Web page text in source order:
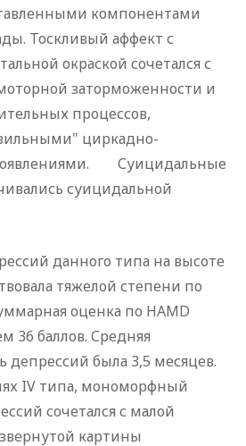
компонентами
Тоскливый аффект с
окраской сочетался с
заторможенности и
процессов,
циркадно-
Суицидальные
суицидальной
данного типа на высоте
тяжелой степени по
оценка по HAMD
36 баллов. Средняя
депрессий была 3,5 месяцев.
IV типа, мономорфный
сочетался с малой
картины